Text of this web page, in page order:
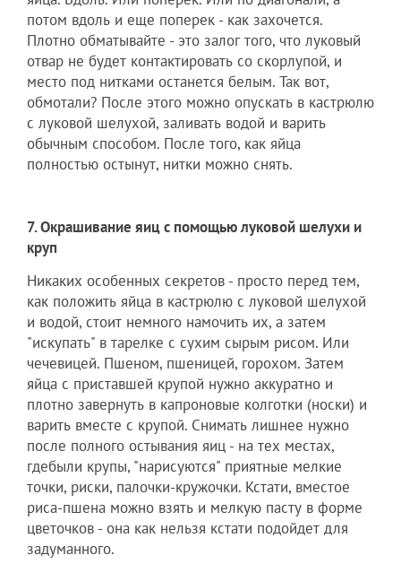
потом вдоль и еще поперек - как захочется.
Плотно обматывайте - это залог того, что луковый
отвар не будет контактировать со скорлупой, и
место под нитками останется белым. Так вот,
обмотали? После этого можно опускать в кастрюлю
с луковой шелухой, заливать водой и варить
обычным способом. После того, как яйца
полностью остынут, нитки можно снять.
7. Окрашивание яиц с помощью луковой шелухи и
круп
Никаких особенных секретов - просто перед тем,
как положить яйца в кастрюлю с луковой шелухой
и водой, стоит немного намочить их, а затем
"искупать" в тарелке с сухим сырым рисом. Или
чечевицей. Пшеном, пшеницей, горохом. Затем
яйца с приставшей крупой нужно аккуратно и
плотно завернуть в капроновые колготки (носки) и
варить вместе с крупой. Снимать лишнее нужно
после полного остывания яиц - на тех местах,
гдебыли крупы, "нарисуются" приятные мелкие
точки, риски, палочки-кружочки. Кстати, вместое
риса-пшена можно взять и мелкую пасту в форме
цветочков - она как нельзя кстати подойдет для
задуманного.